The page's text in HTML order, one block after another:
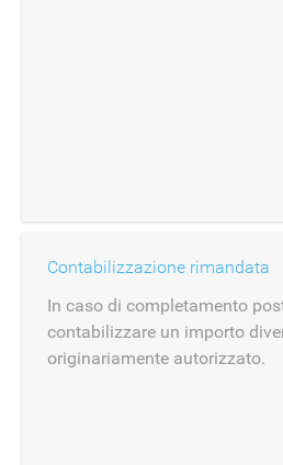
Contabilizzazione rimandata
In caso di completamento
contabilizzare un importo
originariamente autorizzato.